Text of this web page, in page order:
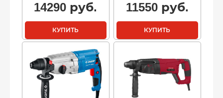
14290 руб.
КУПИТЬ
11550руб.
КУПИТЬ